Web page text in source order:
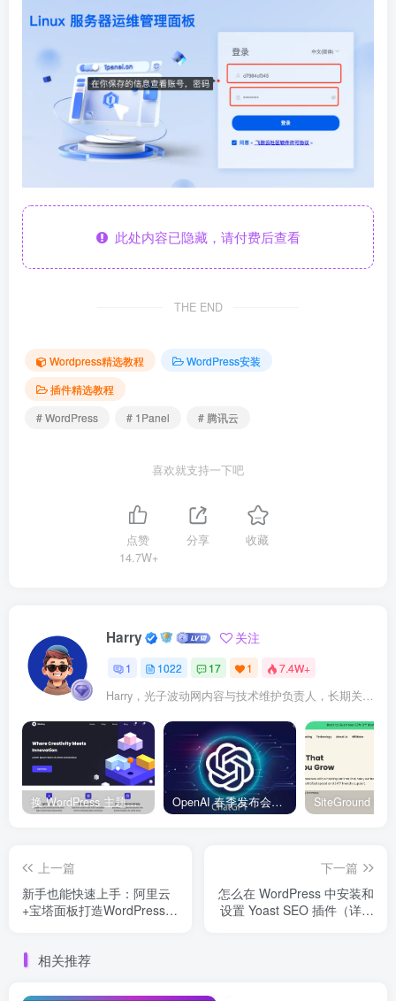
此处内容已隐藏，请付费后查看
THE END
Wordpress精选教程
WordPress安装
插件精选教程
# WordPress
# 1Panel # 腾讯云
喜欢就支持一下吧
点赞
14.7W+
分享 收藏
Harry 关注
1 1022 17 1 7.4W+
Harry，光子波动网内容与技术维护负责人，长期关注 WordPress、Elementor、WooCommerce、网站报错修复、性能优化、SEO 内容排期与结构化数据优化。擅长把复杂的网站故障拆成可执行的排查步骤，并持续维护 361sale.com 的 WordPress 实战教程知识库。
换 WordPress 主题前先看这份清单：Kadence、Blocksy Pro 与 WoodMart 的实操配置教程 OpenAI 春季发布会：全新 GPT-4o 多模态模型发布，实时互动及免费用户升级全面开启
上一篇
新手也能快速上手：阿里云
+宝塔面板打造WordPress网
下一篇
怎么在 WordPress 中安装和
设置 Yoast SEO 插件（详细
相关推荐